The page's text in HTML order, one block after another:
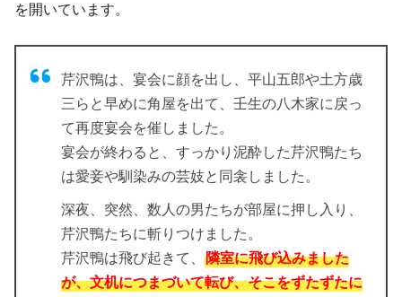
を開いています。
芹沢鴨は、宴会に顔を出し、平山五郎や土方歳
三らと早めに角屋を出て、壬生の八木家に戻っ
て再度宴会を催しました。
宴会が終わると、すっかり泥酔した芹沢鴨たち
は愛妾や馴染みの芸妓と同衾しました。
深夜、突然、数人の男たちが部屋に押し入り、
芹沢鴨たちに斬りつけました。
芹沢鴨は飛び起きて、 隣室に飛び込みました
が、文机につまづいて転び、そこをずたずたに